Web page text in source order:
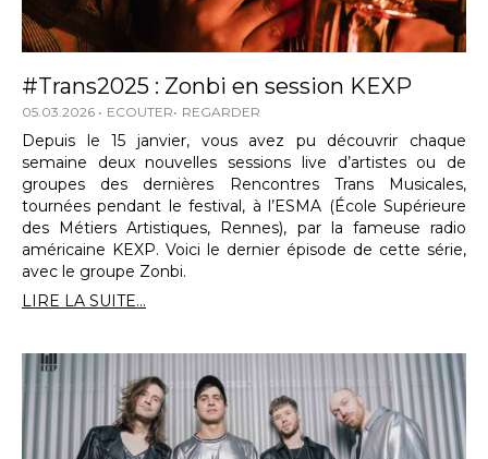
#Trans2025 : Zonbi en session KEXP
05.03.2026 ECOUTER REGARDER
Depuis le 15 janvier, vous avez pu découvrir chaque
semaine deux nouvelles sessions live d’artistes ou de
groupes des dernières Rencontres Trans Musicales,
tournées pendant le festival, à l’ESMA (École Supérieure
des Métiers Artistiques, Rennes), par la fameuse radio
américaine KEXP. Voici le dernier épisode de cette série,
avec le groupe Zonbi.
LIRE LA SUITE...